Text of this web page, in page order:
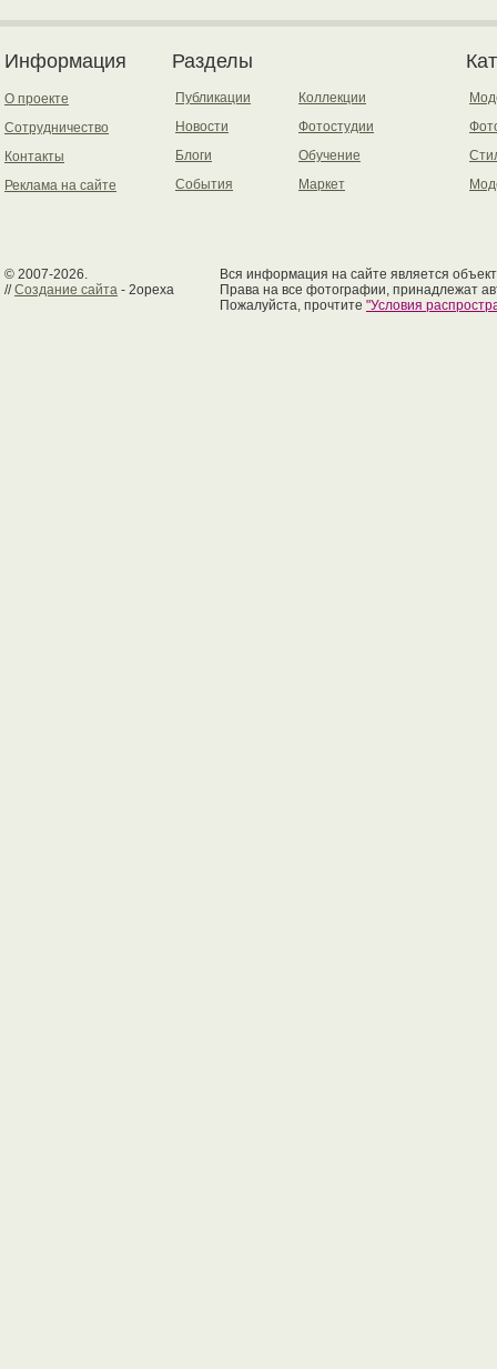
Информация
О проекте
Сотрудничество
Контакты
Реклама на сайте
Разделы
Публикации
Новости
Блоги
События
Коллекции
Фотостудии
Обучение
Маркет
© 2007-2026.
//Создание сайта - 2opexa
Вся информация на сайте является
Права на все фотографии, принадлежат
Пожалуйста, прочтите "Условия